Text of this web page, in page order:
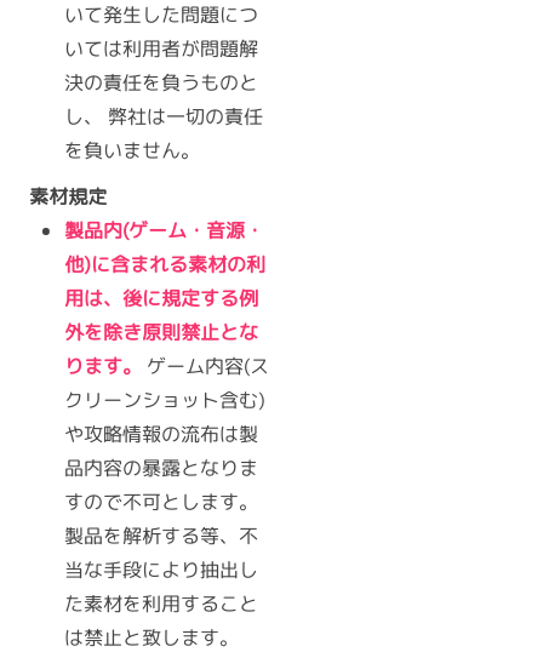
いて発生した問題につ
いては利用者が問題解
決の責任を負うものと
し、 弊社は一切の責任
を負いません。
素材規定
製品内(ゲーム・音源・
他)に含まれる素材の利
用は、後に規定する例
外を除き原則禁止とな
ります。
ゲーム内容(ス
クリーンショット含む)
や攻略情報の流布は製
品内容の暴露となりま
すので不可とします。
製品を解析する等、不
当な手段により抽出し
た素材を利用すること
は禁止と致します。